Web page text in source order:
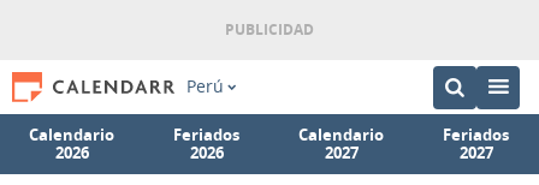
Perú
Calendario
2026
Feriados
2026
Calendario
2027
Feriados
2027